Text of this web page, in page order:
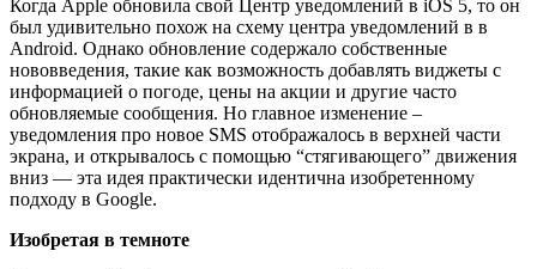
Когда Apple обновила свой Центр уведомлений в iOS 5, то он
был удивительно похож на схему центра уведомлений в в
Android. Однако обновление содержало собственные
нововведения, такие как возможность добавлять виджеты с
информацией о погоде, цены на акции и другие часто
обновляемые сообщения. Но главное изменение –
уведомления про новое SMS отображалось в верхней части
экрана, и открывалось с помощью “стягивающего” движения
вниз — эта идея практически идентична изобретенному
подходу в Google.
Изобретая в темноте